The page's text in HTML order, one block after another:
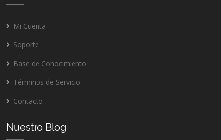
Mi Cuenta
Soporte
Base de Conocimiento
Términos de Servicio
Contacto
Nuestro Blog